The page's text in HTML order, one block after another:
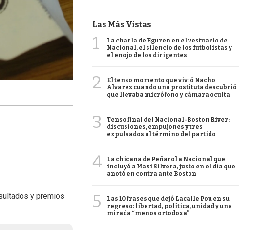
y premios
Las Más Vistas
1
La charla de Eguren en el vestuario de
Nacional, el silencio de los futbolistas y
el enojo de los dirigentes
2
El tenso momento que vivió Nacho
Álvarez cuando una prostituta descubrió
que llevaba micrófono y cámara oculta
3
Tenso final del Nacional-Boston River:
discusiones, empujones y tres
expulsados al término del partido
4
La chicana de Peñarol a Nacional que
incluyó a Maxi Silvera, justo en el día que
anotó en contra ante Boston
5
Las 10 frases que dejó Lacalle Pou en su
regreso: libertad, política, unidad y una
mirada “menos ortodoxa”